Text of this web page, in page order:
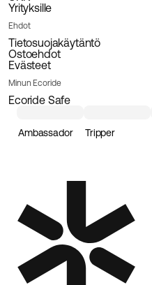
Yrityksille
Ehdot
Tietosuojakäytäntö
Ostoehdot
Evästeet
Minun Ecoride
Ecoride Safe
Ambassador Tripper